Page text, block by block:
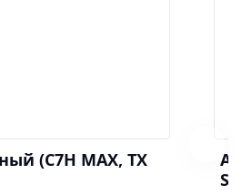
(C7H MAX, TX